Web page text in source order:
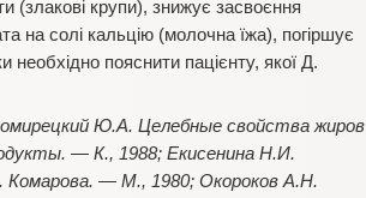
(злакові крупи), знижує засвоєння
на солі кальцію (молочна їжа), погіршує
необхідно пояснити пацієнту, якої Д.
Ю.А. Целебные свойства жиров
— К., 1988; Екисенина Н.И.
— М., 1980; Окороков А.Н.